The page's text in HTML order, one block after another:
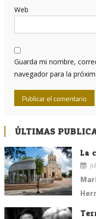
Web
Guarda mi nombre,
navegador para la
ÚLTIMAS
La